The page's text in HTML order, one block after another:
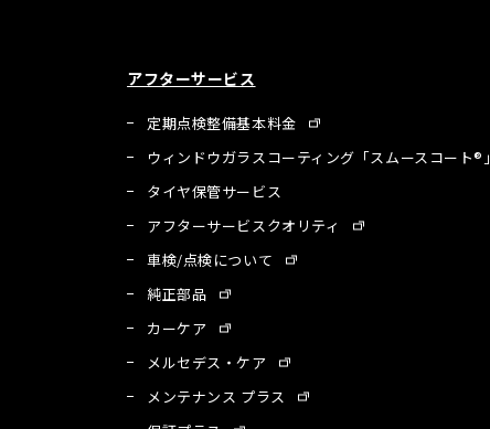
アフターサービス
定期点検整備基本料金
ウィンドウガラスコーティング「スムースコート®」
タイヤ保管サービス
アフターサービスクオリティ
車検/点検について
純正部品
カーケア
メルセデス・ケア
メンテナンス プラス